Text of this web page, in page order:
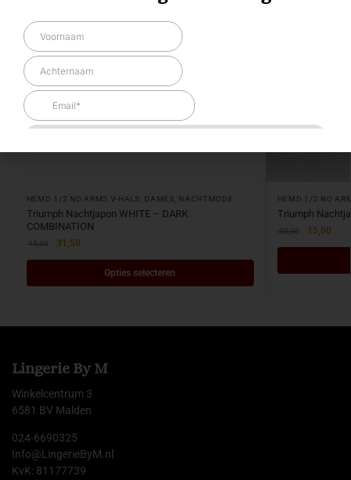
HEMD 1/2 NO ARMS V-HALS DAMES NACHTMODE
Triumph Nachtjapon WHITE – DARK
COMBINATION
45,00 31,50
Opties selecteren
HEMD 1/2 NO
Triumph
30,00 15,00
Lingerie By M
Winkelcentrum 3
6581 BV Malden
024-6690325
Info@LingerieByM.nl
KvK: 81177739